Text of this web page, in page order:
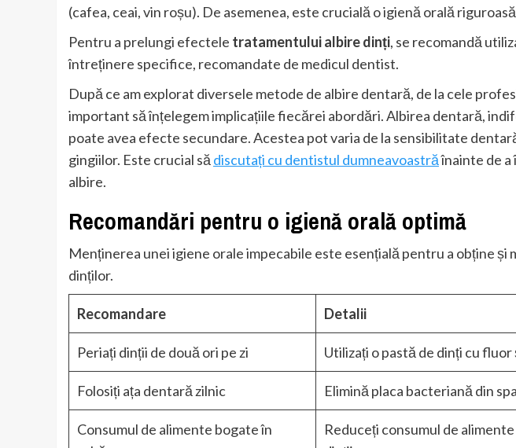
(cafea, ceai, vin roșu). De asemenea, este crucială o igienă orală
Pentru a prelungi efectele tratamentului albire dinți, se recomandă
întreținere specifice, recomandate de medicul dentist.
După ce am explorat diversele metode de albire dentară, de la cele
important să înțelegem implicațiile fiecărei abordări. Albirea dentară,
poate avea efecte secundare. Acestea pot varia de la sensibilitate
gingiilor. Este crucial să discutați cu dentistul dumneavoastrăînainte de
albire.
Recomandări pentru o igienă orală optimă
Menținerea unei igiene orale impecabile este esențială pentru a obține și
dinților.
Recomandare Detalii
Periați dinții de două ori pe zi Utilizați o pastă de dinți cu
Folosiți ața dentară zilnic Elimină placa bacteriană din
Consumul de alimente bogate în
Reduceți consumul de